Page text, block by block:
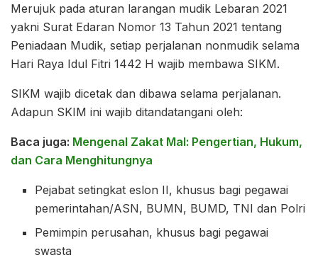
Merujuk pada aturan larangan mudik Lebaran 2021
yakni Surat Edaran Nomor 13 Tahun 2021 tentang
Peniadaan Mudik, setiap perjalanan nonmudik selama
Hari Raya Idul Fitri 1442 H wajib membawa SIKM.
SIKM wajib dicetak dan dibawa selama perjalanan.
Adapun SKIM ini wajib ditandatangani oleh:
Baca juga: Mengenal Zakat Mal: Pengertian, Hukum,
dan Cara Menghitungnya
Pejabat setingkat eslon II, khusus bagi pegawai
pemerintahan/ASN, BUMN, BUMD, TNI dan Polri
Pemimpin perusahan, khusus bagi pegawai
swasta